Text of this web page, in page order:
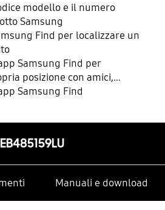
modello e il numero
Samsung
Find per localizzare un
Samsung Find per
posizione con amici,
Samsung Find
EB485159LU
Manuali e download